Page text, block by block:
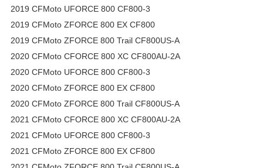
2019 CFMoto UFORCE 800 CF800-3
2019 CFMoto ZFORCE 800 EX CF800
2019 CFMoto ZFORCE 800 Trail CF800US-A
2020 CFMoto CFORCE 800 XC CF800AU-2A
2020 CFMoto UFORCE 800 CF800-3
2020 CFMoto ZFORCE 800 EX CF800
2020 CFMoto ZFORCE 800 Trail CF800US-A
2021 CFMoto CFORCE 800 XC CF800AU-2A
2021 CFMoto UFORCE 800 CF800-3
2021 CFMoto ZFORCE 800 EX CF800